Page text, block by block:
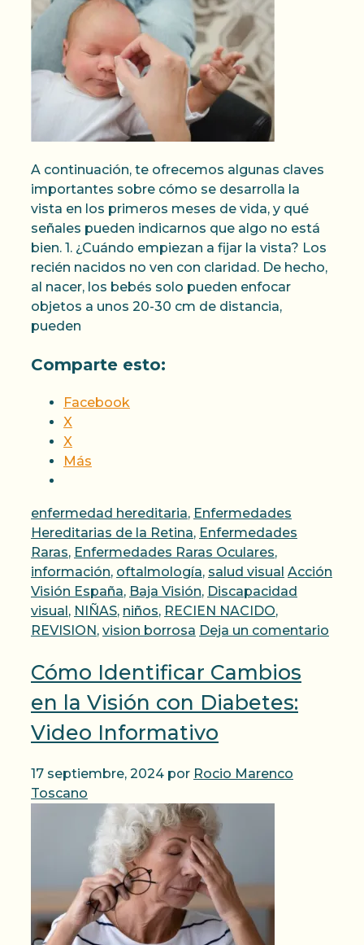
A continuación, te ofrecemos algunas claves
importantes sobre cómo se desarrolla la
vista en los primeros meses de vida, y qué
señales pueden indicarnos que algo no está
bien. 1. ¿Cuándo empiezan a fijar la vista? Los
recién nacidos no ven con claridad. De hecho,
al nacer, los bebés solo pueden enfocar
objetos a unos 20-30 cm de distancia,
pueden
Comparte esto:
Facebook
X
X
Más
Categorías
enfermedad hereditaria, Enfermedades
Hereditarias de la Retina, Enfermedades
Raras, Enfermedades Raras Oculares,
información, oftalmología, salud visual Etiquetas
Acción
Visión España, Baja Visión, Discapacidad
visual, NIÑAS, niños, RECIEN NACIDO,
REVISION, vision borrosa Deja un comentario
Cómo Identificar Cambios
en la Visión con Diabetes:
Video Informativo
17 septiembre, 2024 por Rocio Marenco
Toscano